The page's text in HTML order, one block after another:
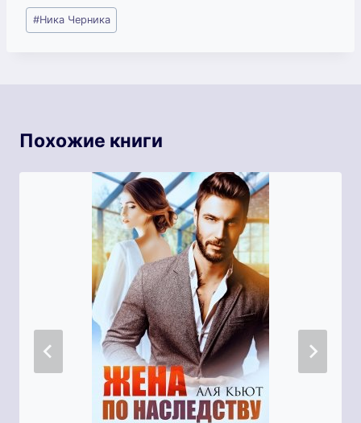
Метки
записи:
#Ника Черника
Похожие книги